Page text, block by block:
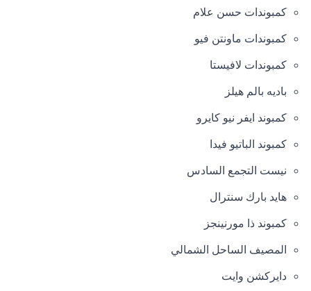
كمبوندات حسن علام
كمبوندات ماونتن فيو
كمبوندات لافيستا
باديه بالم هيلز
كمبوند ايفر نيو كايرو
كمبوند الباتيو فيدا
نيست التجمع السادس
هايد بارك سنترال
كمبوند ذا مورنينجز
المصيف الساحل الشمالي
دايركشن وايت